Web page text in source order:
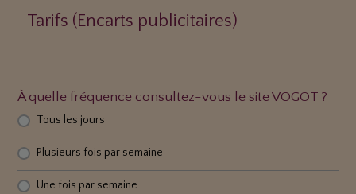
Tarifs (Encarts publicitaires)
À quelle fréquence consultez-vous le site VOGOT ?
Tous les jours
Plusieurs fois par semaine
Une fois par semaine